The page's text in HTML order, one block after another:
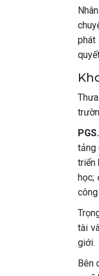
phát
tảng
triển
học;
tài
giới.
Bên